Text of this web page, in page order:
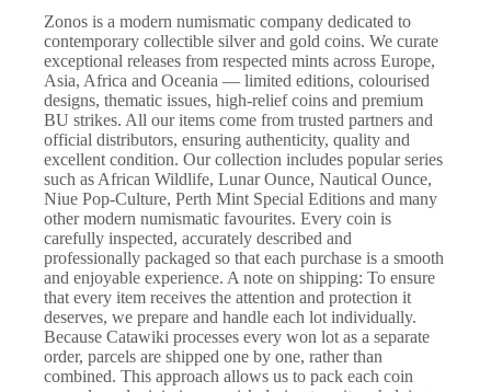
Zonos is a modern numismatic company dedicated to
contemporary collectible silver and gold coins. We curate
exceptional releases from respected mints across Europe,
Asia, Africa and Oceania — limited editions, colourised
designs, thematic issues, high-relief coins and premium
BU strikes. All our items come from trusted partners and
official distributors, ensuring authenticity, quality and
excellent condition. Our collection includes popular series
such as African Wildlife, Lunar Ounce, Nautical Ounce,
Niue Pop-Culture, Perth Mint Special Editions and many
other modern numismatic favourites. Every coin is
carefully inspected, accurately described and
professionally packaged so that each purchase is a smooth
and enjoyable experience. A note on shipping: To ensure
that every item receives the attention and protection it
deserves, we prepare and handle each lot individually.
Because Catawiki processes every won lot as a separate
order, parcels are shipped one by one, rather than
combined. This approach allows us to pack each coin